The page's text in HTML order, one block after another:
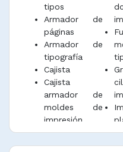
tipos
Armador de
páginas
Armador de
tipografía
Cajista
Cajista
armador de
moldes de
impresión
Cajista de
composición